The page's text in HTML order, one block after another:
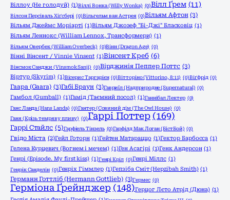
Віллоу (Не голодуй) (1)Віллі Вонка (Willy Wonka) (0)Вілл Ґрем (11)
Вілсон Персіваль Хіґсбері (0)Вільгельм ван Астрея (0)Вільям Афтон (3)
Вільям Джеймс Моріарті (1)Вільям Джозеф "Бі-Джі" Бласковіц (1)
Вільям Леннокс (William Lennox, Трансформери) (1)
Вільям Овербек (William Overbeck) (0)Вінн (Dragon Age) (0)
Вінні Вінсент / Vinnie Vinsent (1)Вінсент Креб (6)
Вінсмок Санджи (Vinsmok Sanji) (0)Вірджинія Пеппер Поттс (3)
Віртур (Skyrim) (1)Вісерис Таргарієн (0)Вітторіно (Vittorino, 8:11) (0)Віґфрід (0)
Гаара (Gaara) (3)Габі Браун (3)Гавриїл (Надприродне (Supernatural) (0)
Гамбол (Gumball) (1)Гамід (Таємний посол) (1)Ганнібал Лектер (0)
Ганс Ланда (Hans Landa) (0)Гантер (Совиний дім (The Owl House) (0)
Ганя (Крізь темряву пливу) (0)Гаррі Поттер (169)
Гаррі Стайлс (5)Гарфіель Тінзель (0)Гарфілд Мак Логан (БістБой) (0)
Гвідо Міста (2)Гейл Готорн (1)Гейтен Матараццо (1)Гектор Барбосса (1)
Гелена Курцевич (Вогнем і мечем) (1)Ген Асагірі (1)Генк Андерсон (1)
Генрі (Episode. My first kiss) (1)Генрі Кріл (0)Генрі Міллс (1)
Генрік Санделін (0)Генріх Гіммлер (1)Гепзіба Сміт (Hepzibah Smith) (1)
Германн Готтліб (Hermann Gottlieb) (3)Гермес (0)
Герміона Ґрейнджер (148)Герцог Лєто Атрід (Дюна) (1)